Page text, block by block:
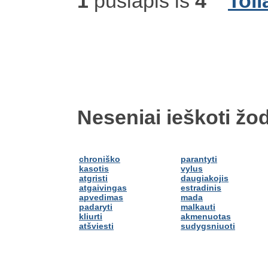
Neseniai ieškoti
chroniško
kasotis
atgristi
atgaivingas
apvedimas
padaryti
kliurti
atšviesti
parantyti
vylus
daugiakojis
estradinis
mada
malkauti
akmenuotas
sudygsniuoti